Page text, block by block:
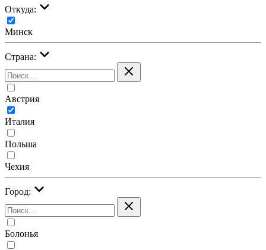
Откуда:
Минск
Страна:
Австрия
Италия
Польша
Чехия
Город:
Болонья